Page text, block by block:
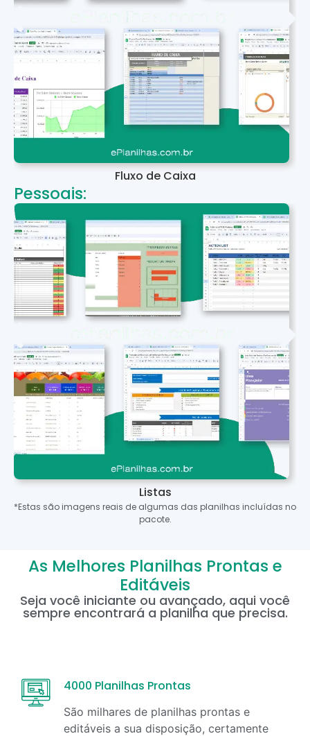
Fluxo de Caixa
Pessoais:
Listas
*Estas são imagens reais de algumas das planilhas incluídas no
pacote.
As Melhores Planilhas Prontas e
Editáveis
Seja você iniciante ou avançado, aqui você
sempre encontrará a planilha que precisa.
4000 Planilhas Prontas
São milhares de planilhas prontas e
editáveis a sua disposição, certamente